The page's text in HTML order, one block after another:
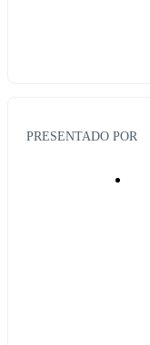
PRESENTADO POR